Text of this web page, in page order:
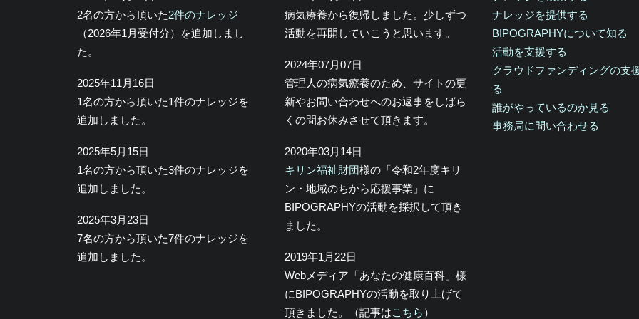
2名の方から頂いた2件のナレッジ
（2026年1月受付分）を追加しまし
た。
2025年11月16日
1名の方から頂いた1件のナレッジを
追加しました。
2025年5月15日
1名の方から頂いた3件のナレッジを
追加しました。
2025年3月23日
7名の方から頂いた7件のナレッジを
追加しました。
病気療養から復帰しました。少しずつ
活動を再開していこうと思います。
2024年07月07日
管理人の病気療養のため、サイトの更
新やお問い合わせへのお返事をしばら
くの間お休みさせて頂きます。
2020年03月14日
キリン福祉財団様の「令和2年度キリ
ン・地域のちから応援事業」に
BIPOGRAPHYの活動を採択して頂き
ました。
2019年1月22日
Webメディア「あなたの健康百科」様
にBIPOGRAPHYの活動を取り上げて
頂きました。（記事はこちら ）
ナレッジを提供する
BIPOGRAPHYについて知る
活動を支援する
クラウドファンディングの支
る
誰がやっているのか見る
事務局に問い合わせる